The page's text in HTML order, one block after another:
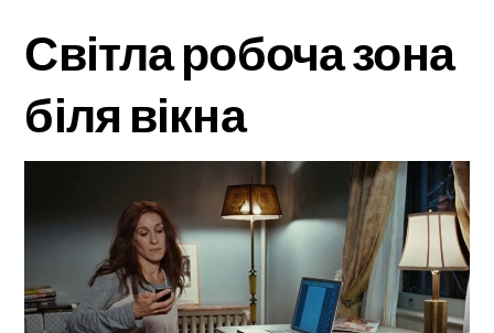
Світла робоча зона
біля вікна